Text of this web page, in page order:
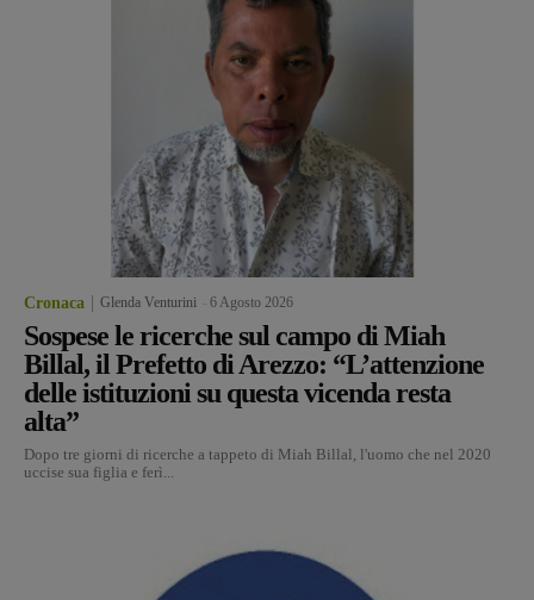
Cronaca Glenda Venturini 6 Agosto 2026
Sospese le ricerche sul campo di Miah
Billal, il Prefetto di Arezzo: “L’attenzione
delle istituzioni su questa vicenda resta
alta”
Dopo tre giorni di ricerche a tappeto di Miah Billal, l'uomo che nel 2020
uccise sua figlia e ferì...